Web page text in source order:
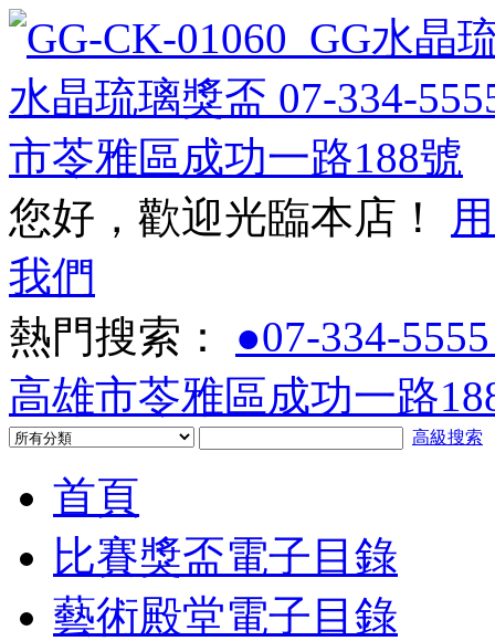
您好，歡迎光臨本店！
我們
熱門搜索： ●07-334-
高雄市苓雅區成功一路
高級搜索
首頁
比賽獎盃電子目錄
藝術殿堂電子目錄